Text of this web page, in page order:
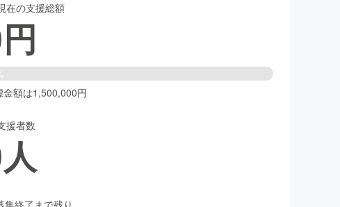
ス
スケア
在の支援総額
円
金額は1,500,000円
援者数
人
集終了まで残り